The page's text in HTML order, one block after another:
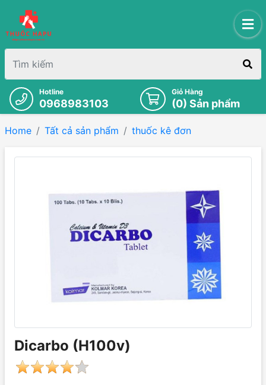
Hotline
0968983103
Giỏ Hàng
(0) Sản phẩm
Home Tất cả sản phẩm thuốc kê đơn
Dicarbo (H100v)